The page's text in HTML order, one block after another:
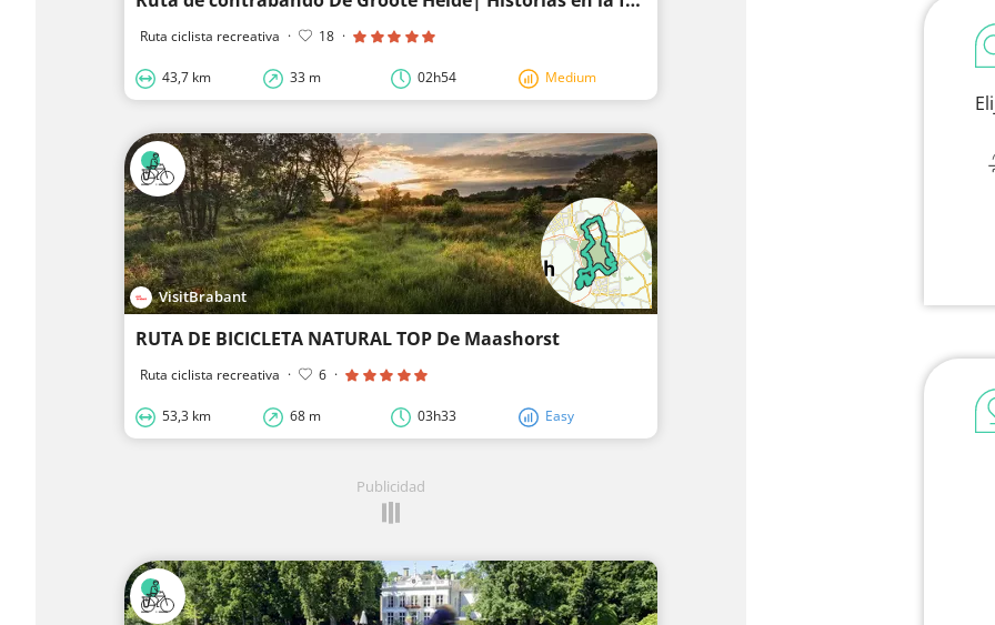
Ruta ciclista recreativa · 18 ·
43,7 km 33 m 02h54 Medium
VisitBrabant
RUTA DE BICICLETA NATURAL TOP De Maashorst
Ruta ciclista recreativa · 6 ·
53,3 km 68 m 03h33 Easy
Publicidad